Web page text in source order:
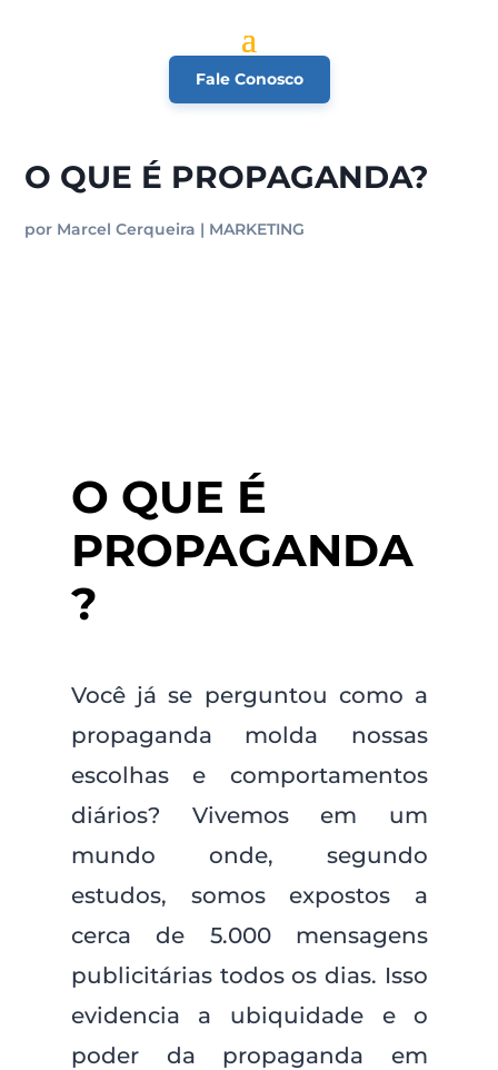
Fale Conosco
O QUE É PROPAGANDA?
por Marcel Cerqueira | MARKETING
O QUE É
PROPAGANDA
?
Você já se perguntou como a
propaganda molda nossas
escolhas e comportamentos
diários? Vivemos em um
mundo onde, segundo
estudos, somos expostos a
cerca de 5.000 mensagens
publicitárias todos os dias. Isso
evidencia a ubiquidade e o
poder da propaganda em